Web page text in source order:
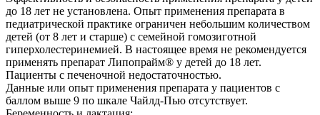
до 18 лет не установлена. Опыт применения препарата в
педиатрической практике ограничен небольшим количеством
детей (от 8 лет и старше) с семейной гомозиготной
гиперхолестеринемией. В настоящее время не рекомендуется
применять препарат Липопрайм® у детей до 18 лет.
Пациенты с печеночной недостаточностью.
Данные или опыт применения препарата у пациентов с
баллом выше 9 по шкале Чайлд-Пью отсутствует.